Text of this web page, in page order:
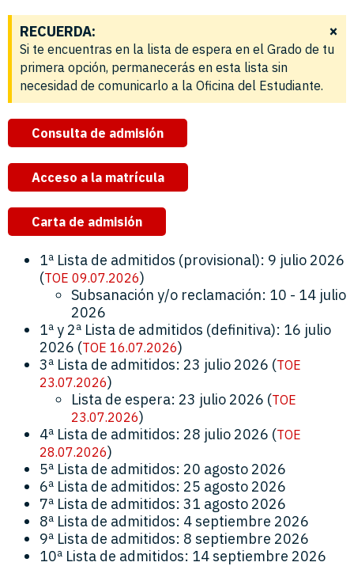
RECUERDA:
Si te encuentras en la lista de espera en el Grado de tu
primera opción, permanecerás en esta lista sin
necesidad de comunicarlo a la Oficina del Estudiante.
×
Consulta de admisión
Acceso a la matrícula
Carta de admisión
1ª Lista de admitidos (provisional): 9 julio 2026
(TOE 09.07.2026)
Subsanación y/o reclamación: 10 - 14 julio
2026
1ª y 2ª Lista de admitidos (definitiva): 16 julio
2026 (TOE 16.07.2026)
3ª Lista de admitidos: 23 julio 2026 (TOE
23.07.2026)
Lista de espera: 23 julio 2026 (TOE
23.07.2026)
4ª Lista de admitidos: 28 julio 2026 (TOE
28.07.2026)
5ª Lista de admitidos: 20 agosto 2026
6ª Lista de admitidos: 25 agosto 2026
7ª Lista de admitidos: 31 agosto 2026
8ª Lista de admitidos: 4 septiembre 2026
9ª Lista de admitidos: 8 septiembre 2026
10ª Lista de admitidos: 14 septiembre 2026